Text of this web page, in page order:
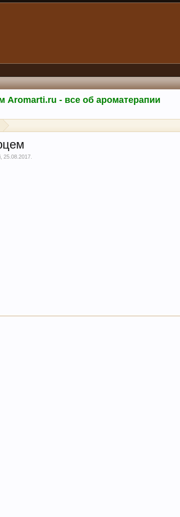
Aromarti.ru - все об ароматерапии
,25.08.2017